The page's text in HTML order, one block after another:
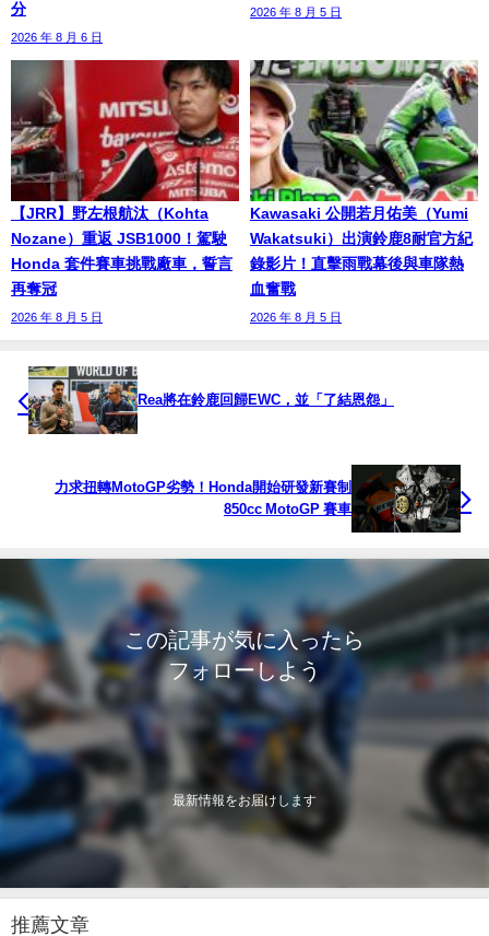
分
2026 年 8 月 6 日
2026 年 8 月 5 日
【JRR】野左根航汰（Kohta
Nozane）重返 JSB1000！駕駛
Honda 套件賽車挑戰廠車，誓言
再奪冠
2026 年 8 月 5 日
Kawasaki 公開若月佑美（Yumi
Wakatsuki）出演鈴鹿8耐官方紀
錄影片！直擊雨戰幕後與車隊熱
血奮戰
2026 年 8 月 5 日
Rea將在鈴鹿回歸EWC，並「了結恩怨」
力求扭轉MotoGP劣勢！Honda開始研發新賽制
850cc MotoGP 賽車
この記事が気に入ったら
フォローしよう
最新情報をお届けします
推薦文章